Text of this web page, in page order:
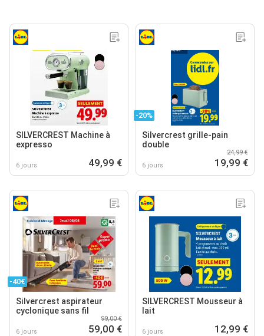
SILVERCREST Machine à
expresso
6 jours 49,99 €
-20%
Silvercrest grille-pain
double
6 jours
24,99 €
19,99 €
-40€
Silvercrest aspirateur
cyclonique sans fil
6 jours
99,00 €
59,00 €
SILVERCREST Mousseur à
lait
6 jours 12,99 €